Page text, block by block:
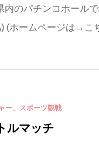
内のパチンコホール
(ホームページは→こ
ー、スポーツ観戦
ルマッチ